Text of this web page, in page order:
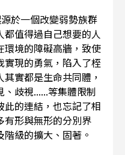
於一個改變弱勢族群
值得過自己想要的人
環境的障礙高牆，致使
現的勇氣，陷入了桎
實都是生命共同體，
歧視......等集體限制
的連結，也忘記了相
有形與無形的分別界
級的擴大、固著。